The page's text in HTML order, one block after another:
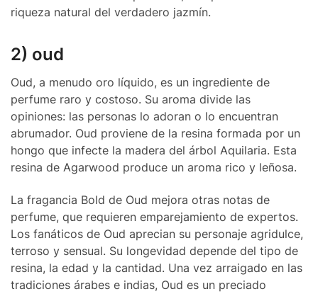
riqueza natural del verdadero jazmín.
2) oud
Oud, a menudo oro líquido, es un ingrediente de
perfume raro y costoso. Su aroma divide las
opiniones: las personas lo adoran o lo encuentran
abrumador. Oud proviene de la resina formada por un
hongo que infecte la madera del árbol Aquilaria. Esta
resina de Agarwood produce un aroma rico y leñosa.
La fragancia Bold de Oud mejora otras notas de
perfume, que requieren emparejamiento de expertos.
Los fanáticos de Oud aprecian su personaje agridulce,
terroso y sensual. Su longevidad depende del tipo de
resina, la edad y la cantidad. Una vez arraigado en las
tradiciones árabes e indias, Oud es un preciado